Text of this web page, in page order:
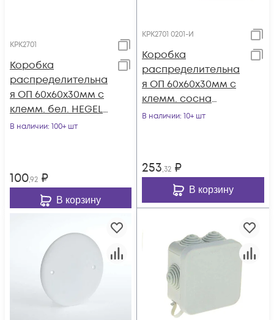
КРК2701
Коробка
распределительна
я ОП 60х60х30мм с
клемм. бел. HEGEL
КРК2701
В наличии: 100+ шт
100,92 ₽
В корзину
КРК2701 0201-И
Коробка
распределительна
я ОП 60х60х30мм с
клемм. сосна
HEGEL КРК2701 0201-
В наличии: 10+ шт
253,32 ₽
В корзину